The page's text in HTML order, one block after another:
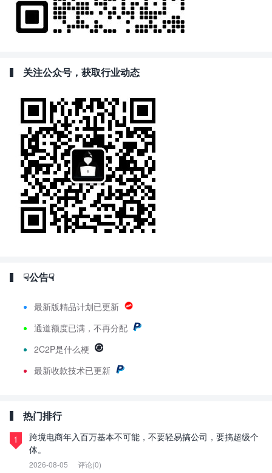
关注公众号，获取行业动态
☟公告☟
最新版精品计划已更新
通道额度已满，不再分配
2C2P是什么梗
最新收款技术已更新
热门排行
1
跨境电商年入百万基本不可能，不要轻易搞公司，要搞超级个
体。
2026-08-05 评论(0)